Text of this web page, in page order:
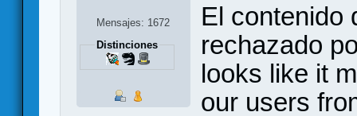
Mensajes: 1672
Distinciones
El contenido
rechazado
looks like it
our users